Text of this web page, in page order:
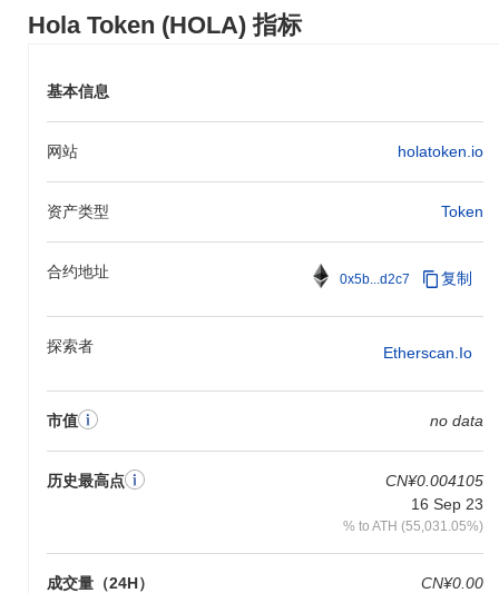
Hola Token (HOLA) 指标
基本信息
网站 holatoken.io
资产类型 Token
合约地址 0x5b...d2c7 复制
探索者 Etherscan.io
市值 no data
历史最高点
CN¥0.004105
16 Sep 23
% to ATH (55,031.05%)
成交量（24H） CN¥0.00
和服务的无缝交易。它还作为质押的实用代币，允许用户赚取奖励
并参与治理决策。此外，HOLA已集成到各种DeFi应用中，并可在
Hola Token仍然活跃或相关吗？
Hola Token（HOLA）目前仍然活跃，正在持续开发，并拥有专注
的社区存在。它仍在多个交易所交易，表明投资者的持续兴趣。该
Hola Token（HOLA）主要面向游戏社区，针对希望通过区块链技
术增强游戏体验的玩家和开发者。其目标用户包括寻求创新游戏经
济的玩家和希望将去中心化金融（DeFi）解决方案集成到其游戏平
台的开发者。这创造了一个被玩家和游戏创作者共同采用的活跃生
态系统。
Hola Token是如何保障安全的？
Hola Token（HOLA）通过一种独特的共识机制来保障其网络安
全，该机制结合了权益证明（PoS）和验证者参与，确保了强大的
区块链保护。验证者通过质押HOLA代币获得激励，以维护网络安
全，这有助于防止恶意活动并促进去中心化生态系统的发展。这种
创新的方法增强了整体网络安全，同时促进了社区在共识过程中的
Hola Token是否面临任何争议或风险？